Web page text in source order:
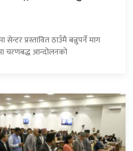
सेन्टर प्रस्तावित ठाउँमै बन्नुपर्ने माग
चरणबद्ध आन्दोलनको